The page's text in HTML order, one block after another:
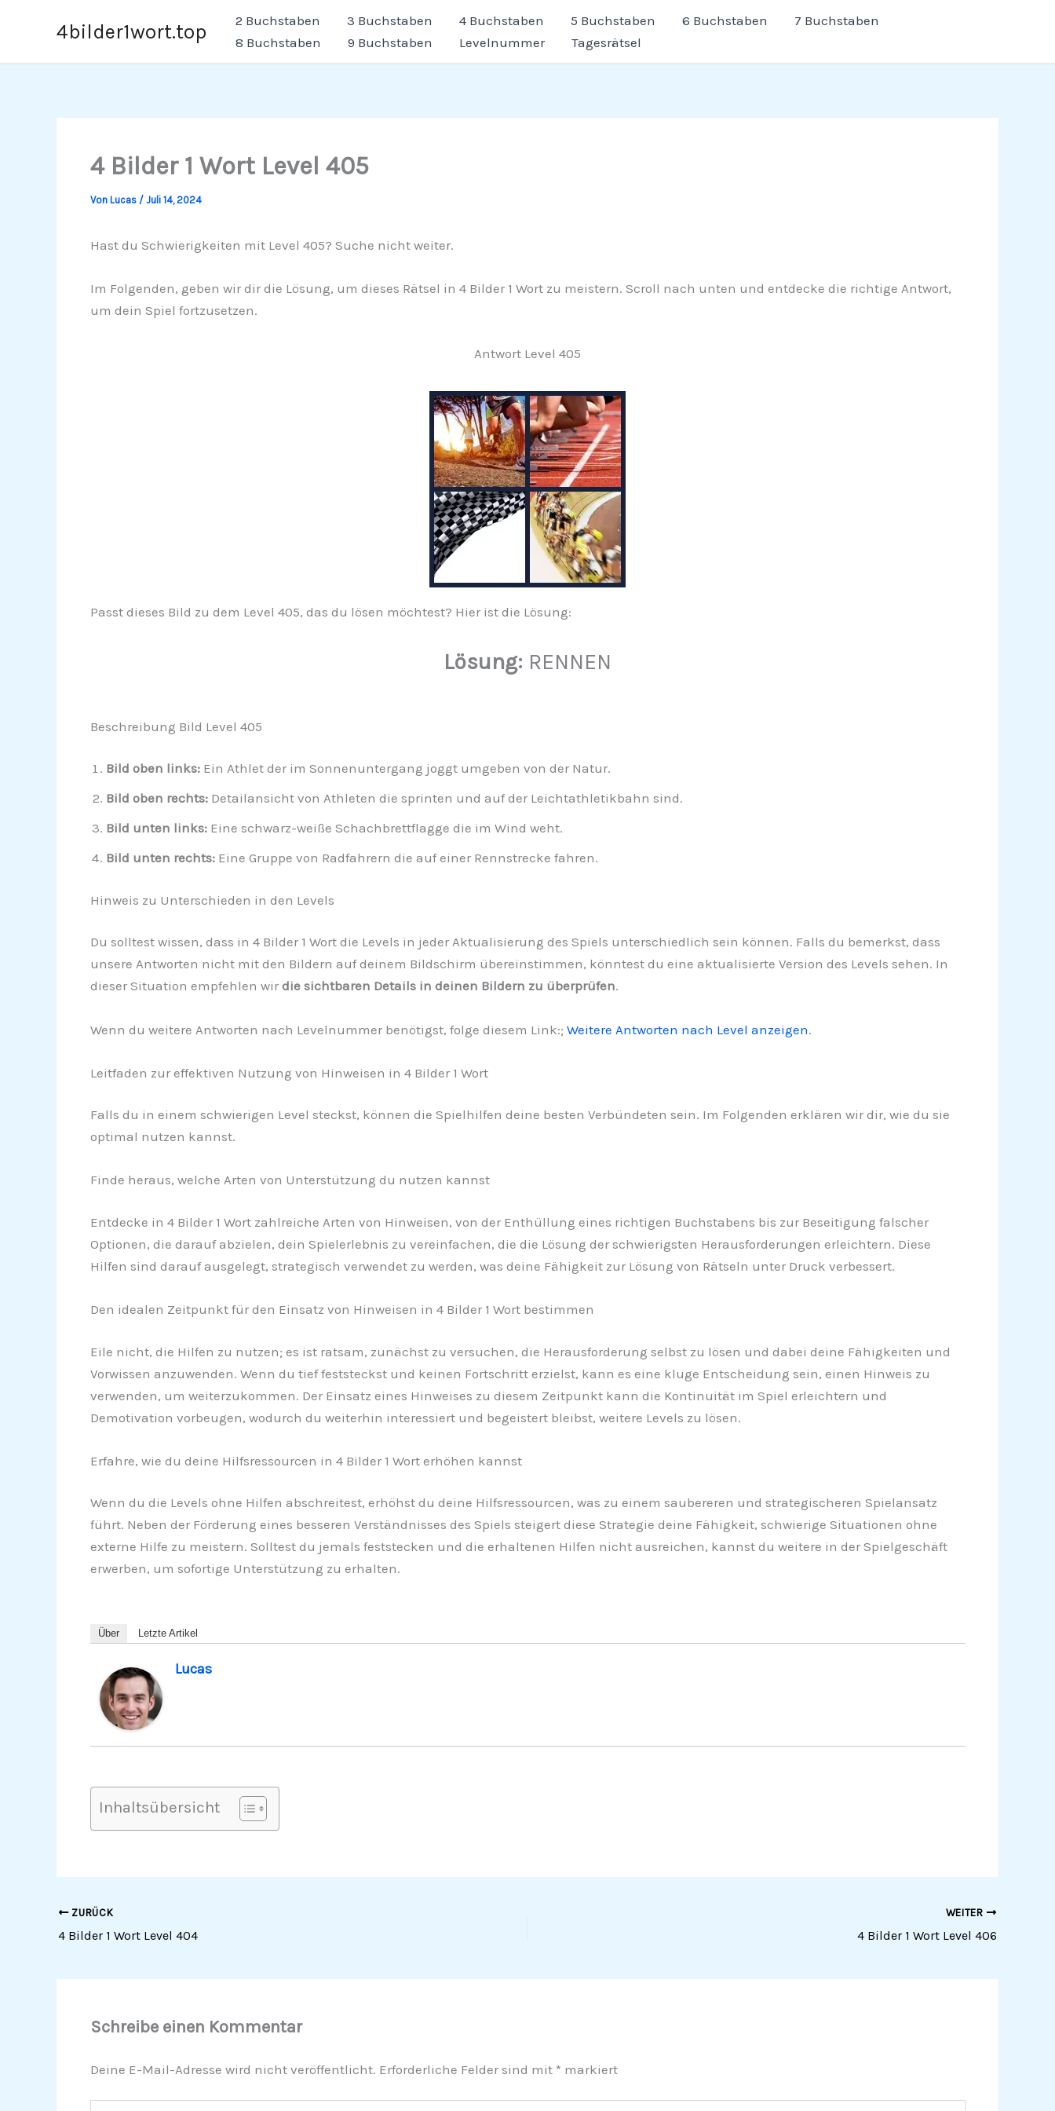
4bilder1wort.top 2 Buchstaben 3 Buchstaben 4 Buchstaben 5 Buchstaben 6 Buchstaben
7 Buchstaben
8 Buchstaben
9 Buchstaben Levelnummer Tagesrätsel
4 Bilder 1 Wort Level 405
Von Lucas / Juli 14, 2024
Hast du Schwierigkeiten mit Level 405? Suche nicht weiter.
Im Folgenden, geben wir dir die Lösung, um dieses Rätsel in 4 Bilder 1 Wort zu meistern. Scroll nach unten und entdecke die richtige Antwort,
um dein Spiel fortzusetzen.
Antwort Level 405
Passt dieses Bild zu dem Level 405, das du lösen möchtest? Hier ist die Lösung:
Lösung: RENNEN
Beschreibung Bild Level 405
Bild oben links:Ein Athlet der im Sonnenuntergang joggt umgeben von der Natur.
Bild oben rechts:Detailansicht von Athleten die sprinten und auf der Leichtathletikbahn sind.
Bild unten links:Eine schwarz-weiße Schachbrettflagge die im Wind weht.
Bild unten rechts:Eine Gruppe von Radfahrern die auf einer Rennstrecke fahren.
Hinweis zu Unterschieden in den Levels
Du solltest wissen, dass in 4 Bilder 1 Wort die Levels in jeder Aktualisierung des Spiels unterschiedlich sein können. Falls du bemerkst, dass
unsere Antworten nicht mit den Bildern auf deinem Bildschirm übereinstimmen, könntest du eine aktualisierte Version des Levels sehen. In
dieser Situation empfehlen wir die sichtbaren Details in deinen Bildern zu überprüfen.
Wenn du weitere Antworten nach Levelnummer benötigst, folge diesem Link:; Weitere Antworten nach Level anzeigen.
Leitfaden zur effektiven Nutzung von Hinweisen in 4 Bilder 1 Wort
Falls du in einem schwierigen Level steckst, können die Spielhilfen deine besten Verbündeten sein. Im Folgenden erklären wir dir, wie du sie
optimal nutzen kannst.
Finde heraus, welche Arten von Unterstützung du nutzen kannst
Entdecke in 4 Bilder 1 Wort zahlreiche Arten von Hinweisen, von der Enthüllung eines richtigen Buchstabens bis zur Beseitigung falscher
Optionen, die darauf abzielen, dein Spielerlebnis zu vereinfachen, die die Lösung der schwierigsten Herausforderungen erleichtern. Diese
Hilfen sind darauf ausgelegt, strategisch verwendet zu werden, was deine Fähigkeit zur Lösung von Rätseln unter Druck verbessert.
Den idealen Zeitpunkt für den Einsatz von Hinweisen in 4 Bilder 1 Wort bestimmen
Eile nicht, die Hilfen zu nutzen; es ist ratsam, zunächst zu versuchen, die Herausforderung selbst zu lösen und dabei deine Fähigkeiten und
Vorwissen anzuwenden. Wenn du tief feststeckst und keinen Fortschritt erzielst, kann es eine kluge Entscheidung sein, einen Hinweis zu
verwenden, um weiterzukommen. Der Einsatz eines Hinweises zu diesem Zeitpunkt kann die Kontinuität im Spiel erleichtern und
Demotivation vorbeugen, wodurch du weiterhin interessiert und begeistert bleibst, weitere Levels zu lösen.
Erfahre, wie du deine Hilfsressourcen in 4 Bilder 1 Wort erhöhen kannst
Wenn du die Levels ohne Hilfen abschreitest, erhöhst du deine Hilfsressourcen, was zu einem saubereren und strategischeren Spielansatz
führt. Neben der Förderung eines besseren Verständnisses des Spiels steigert diese Strategie deine Fähigkeit, schwierige Situationen ohne
externe Hilfe zu meistern. Solltest du jemals feststecken und die erhaltenen Hilfen nicht ausreichen, kannst du weitere in der Spielgeschäft
erwerben, um sofortige Unterstützung zu erhalten.
Über Letzte Artikel
Lucas
Inhaltsübersicht
ZURÜCK
4 Bilder 1 Wort Level 404
WEITER
4 Bilder 1 Wort Level 406
Schreibe einen Kommentar
Deine E-Mail-Adresse wird nicht veröffentlicht. Erforderliche Felder sind mit * markiert